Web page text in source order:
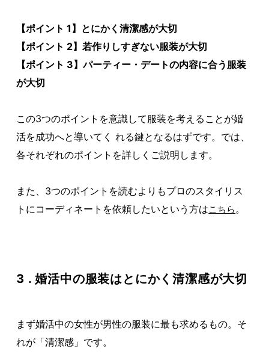
【ポイント 1】とにかく清潔感が大切
【ポイント 2】若作りしすぎない服装が大切
【ポイント 3】パーティー・デートの内容に合う服装
が大切
この3つのポイントを意識して服装を考えることが婚
活を成功へと導いてく れる鍵となるはずです。では、
各それぞれのポイントを詳しくご説明します。
また、3つのポイントを読むよりもプロのスタイリス
トにコーディネートを依頼したいという方はこちら 。
3 . 婚活中の服装はとにかく清潔感が大切
まず婚活中の女性が男性の服装に最も求めるもの。そ
れが「清潔感」です。